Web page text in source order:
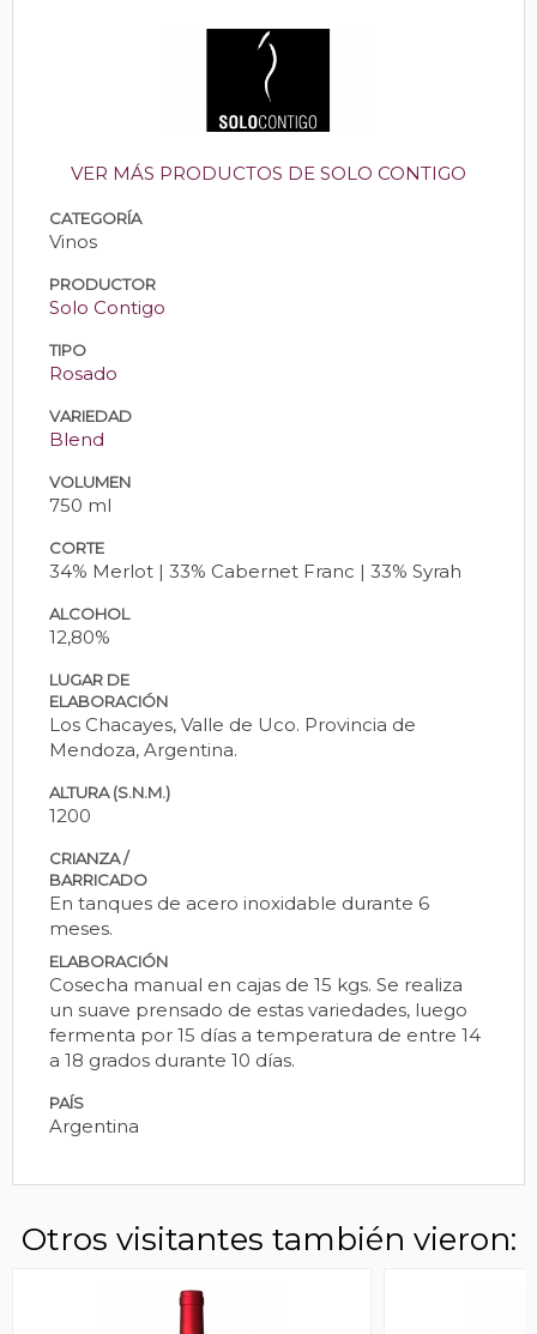
VER MÁS PRODUCTOS DE SOLO CONTIGO
CATEGORÍA
Vinos
PRODUCTOR
Solo Contigo
TIPO
Rosado
VARIEDAD
Blend
VOLUMEN
750 ml
CORTE
34% Merlot | 33% Cabernet Franc | 33% Syrah
ALCOHOL
12,80%
LUGAR DE
ELABORACIÓN
Los Chacayes, Valle de Uco. Provincia de
Mendoza, Argentina.
ALTURA (S.N.M.)
1200
CRIANZA /
BARRICADO
En tanques de acero inoxidable durante 6
meses.
ELABORACIÓN
Cosecha manual en cajas de 15 kgs. Se realiza
un suave prensado de estas variedades, luego
fermenta por 15 días a temperatura de entre 14
a 18 grados durante 10 días.
PAÍS
Argentina
Otros visitantes también vieron: